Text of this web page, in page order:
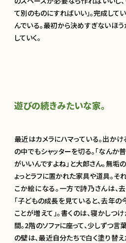
て別のものにすればいい」。完成して
んでいる。最初から決めすぎないほう
していく。
遊びの続きみたいな家。
最近はカメラにハマっている。出か
の中でもシャッターを切る。「なん
がいいんですよね」と大郎さん。無垢
ょっとラフに置かれた家具や道具。そ
こか絵になる。一方で詩乃さんは、
「子どもの成長を見ていると、去年の
ことが増えて」。書くのは、寝かし
間。2階のソファに座って、少しずつ言
の壁は、最近自分たちで白く塗り替え